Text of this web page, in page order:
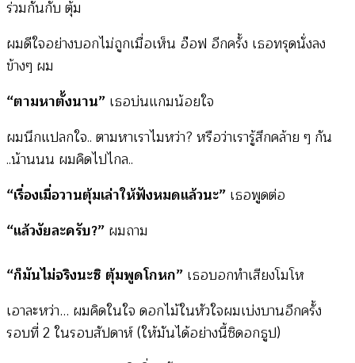
ร่วมกันกับ ตุ้ม
ผมดีใจอย่างบอกไม่ถูกเมื่อเห็น อ๊อฟ อีกครั้ง เธอทรุดนั่งลง
ข้างๆ ผม
“ตามหาตั้งนาน” เธอบ่นแกมน้อยใจ
ผมนึกแปลกใจ.. ตามหาเราไมหว่า? หรือว่าเรารู้สึกคล้าย ๆ กัน
..น้านนน ผมคิดไปไกล..
“เรื่องเมื่อวานตุ้มเล่าให้ฟังหมดแล้วนะ” เธอพูดต่อ
“แล้วงัยละครับ?” ผมถาม
“ก็มันไม่จริงนะซิ ตุ้มพูดโกหก” เธอบอกทำเสียงโมโห
เอาละหว่า… ผมคิดในใจ ดอกไม้ในหัวใจผมเบ่งบานอีกครั้ง
รอบที่ 2 ในรอบสัปดาห์ (ให้มันได้อย่างนี้ซิดอกธูป)